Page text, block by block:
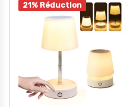
21% Réduction